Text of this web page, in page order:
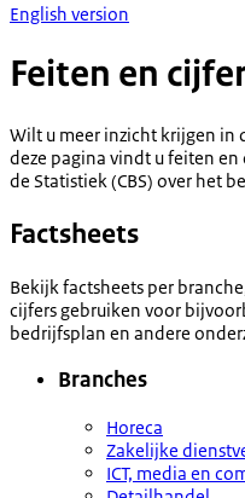
English version
Feiten en
Wilt u meer inzicht krijgen in
deze pagina vindt u feiten en
de Statistiek (CBS) over het
Factsheets
Bekijk factsheets per
cijfers gebruiken voor
bedrijfsplan en andere
Branches
Horeca
Zakelijke
ICT, media en